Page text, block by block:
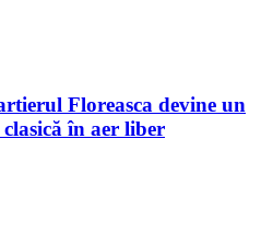
Floreasca devine un
în aer liber